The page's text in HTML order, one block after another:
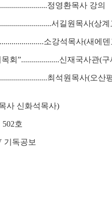
정영환목사 강의
서길원목사(상
소강석목사(새에
회”...................신재국사관(
최석원목사(오산
사 신화석목사)
호
기독공보